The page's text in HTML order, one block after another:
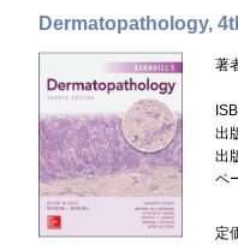
Dermatopathology,
著
出
出
ペ
定